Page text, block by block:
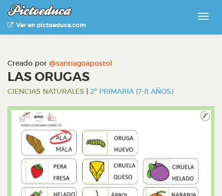
Ver en pictoeduca.com
Creado por @santiagoapostol
LAS ORUGAS
CIENCIAS NATURALES | 2º PRIMARIA (7-8 AÑOS)